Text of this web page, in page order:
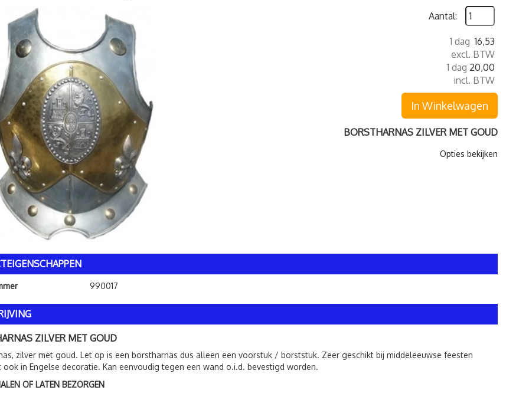
Aantal:
1 dag 16,53
excl. BTW
1 dag 20,00
incl. BTW
In Winkelwagen
BORSTHARNAS ZILVER MET GOUD
Opties bekijken
990017
ZILVER MET GOUD
zilver met goud. Let op is een borstharnas dus alleen een voorstuk / borststuk. Zeer geschikt bij middeleeuwse feesten
ook in Engelse decoratie. Kan eenvoudig tegen een wand o.i.d. bevestigd worden.
OF LATEN BEZORGEN